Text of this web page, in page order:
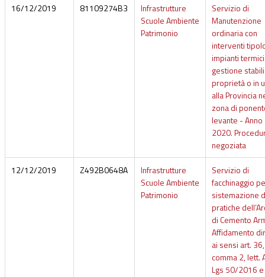
16/12/2019 81109274B3
Infrastrutture
Scuole Ambiente
Patrimonio
Servizio di
Manutenzione
ordinaria con
interventi
impianti
gestione
proprietà o in
alla Provincia
zona di
levante - Anno
2020.
negoziata
12/12/2019
Z492B0648A
Infrastrutture
Scuole Ambiente
Patrimonio
Servizio di
facchinaggio
sistemazione
pratiche
di Cemento
Affidamento
ai sensi art. 36,
comma 2, lett.
Lgs 50/2016 e